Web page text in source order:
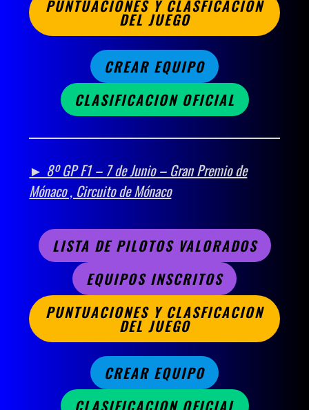
PUNTUACIONES Y CLASFICACION
DEL JUEGO
CREAR EQUIPO
CLASIFICACION OFICIAL
► 8º GP F1 – 7 de Junio – Gran Premio de
Mónaco , Circuito de Mónaco
LISTA DE PILOTOS VALORADOS
EQUIPOS INSCRITOS
PUNTUACIONES Y CLASFICACION
DEL JUEGO
CREAR EQUIPO
CLASIFICACION OFICIAL